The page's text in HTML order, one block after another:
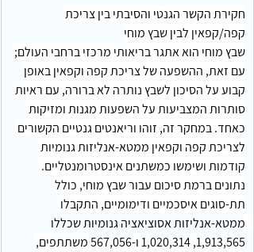
חקירת הקשר הגנטי והסיבתי בין צריכת
קפה/קפאין לבין שבץ מוחי
שבץ מוחי הוא אתגר בריאותי מרכזי ברחבי העולם;
עם זאת, ההשפעה של צריכת קפה וקפאין באופן
קבוע על הסיכון לשבץ נותרה לא ברורה, עם ראיות
סותרות המצביעות על השפעות מגנות ומזיקות
כאחד. במחקר זה, זוהו וריאנטים גנטיים הקשורים
לצריכת קפה וקפאין ממטא-אנליזות גנומיות
קודמות ושימשו כמשתנים אינסטרומנטליים.
נתונים ברמת סיכום עבור שבץ מוחי, כולל
תת-סוגים איסכמיים ודימומיים, התקבלו
ממטא-אנליזות אסוציאציה גנומיות שכללו
1,913,565, 1,020,314 ו-567,056 משתתפים,